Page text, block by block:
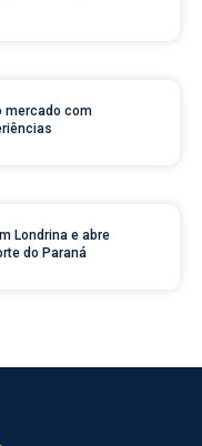
mercado com
Londrina e abre
do Paraná